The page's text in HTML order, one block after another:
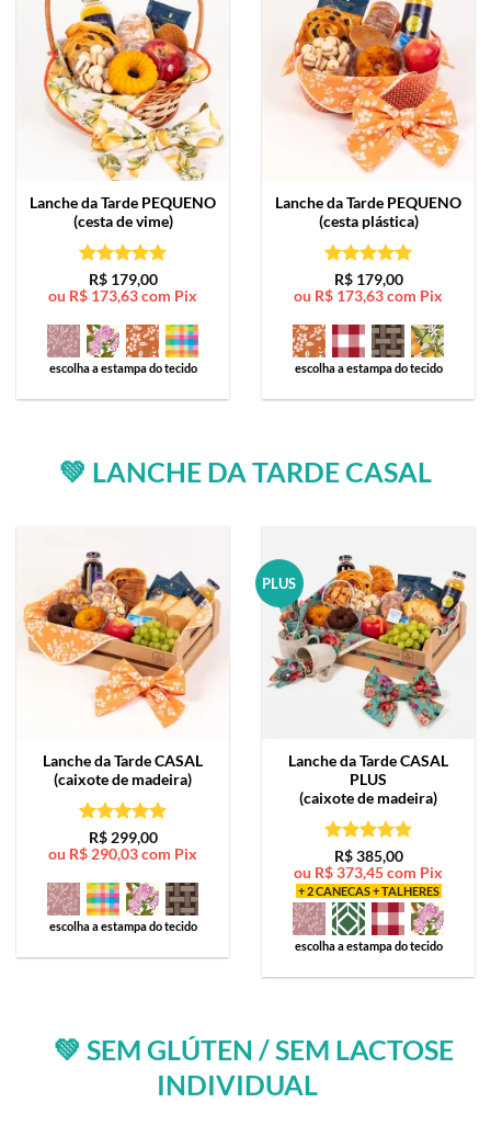
Lanche da Tarde PEQUENO
(cesta de vime)
Avaliação5
de 5
R$179,00
ou R$ 173,63com Pix
escolha a estampa do tecido
Lanche da Tarde PEQUENO
(cesta plástica)
Avaliação5
de 5
R$179,00
ou R$ 173,63com Pix
escolha a estampa do tecido
💚 LANCHE DA TARDE CASAL
Lanche da TardeCASAL
(caixote de madeira)
Avaliação5
de 5
R$299,00
ou R$ 290,03com Pix
escolha a estampa do tecido
PLUS
Lanche da TardeCASAL
PLUS
(caixote de madeira)
Avaliação5
de 5
R$385,00
ou R$373,45com Pix
+ 2 CANECAS + TALHERES
escolha a estampa do tecido
💚 SEM GLÚTEN / SEM LACTOSE
INDIVIDUAL